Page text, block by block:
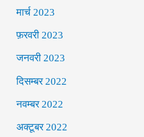
मार्च 2023
फ़रवरी 2023
जनवरी 2023
दिसम्बर 2022
नवम्बर 2022
अक्टूबर 2022